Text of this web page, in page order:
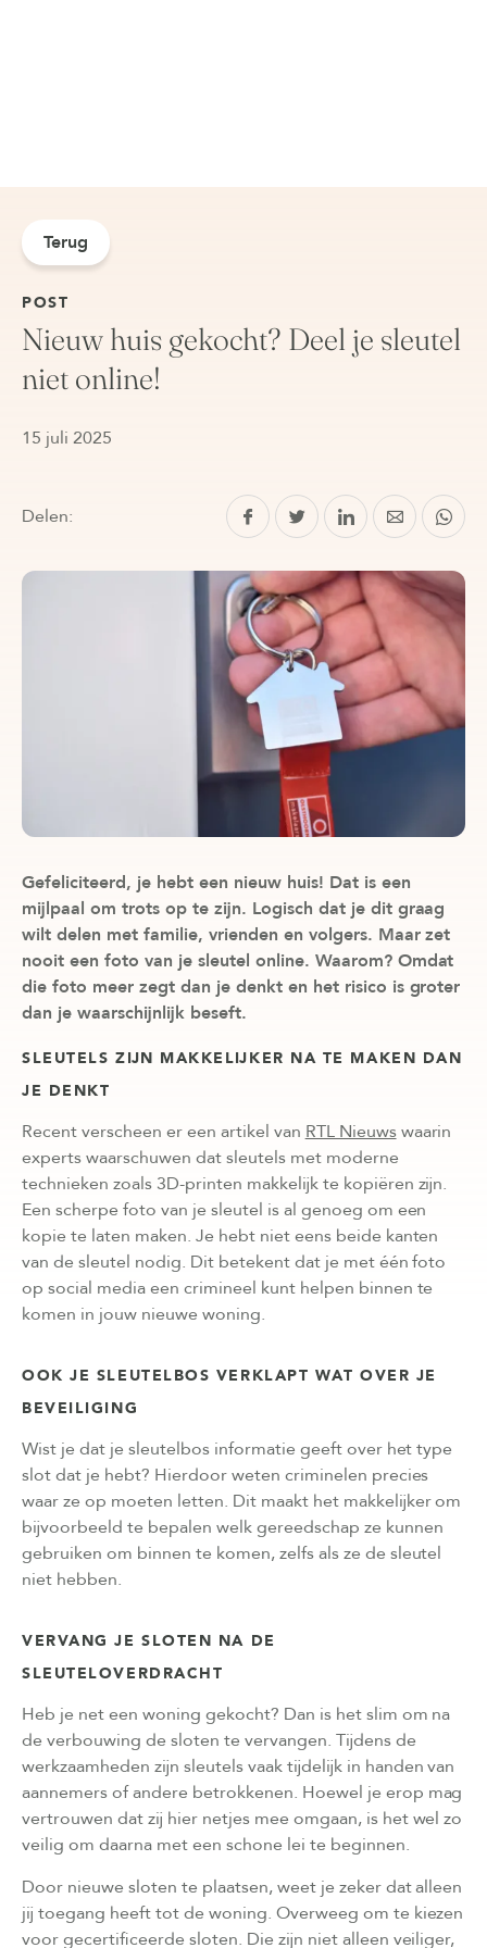
Terug
POST
Nieuw huis gekocht? Deel je sleutel
niet online!
15 juli 2025
Delen:
Gefeliciteerd, je hebt een nieuw huis! Dat is een
mijlpaal om trots op te zijn. Logisch dat je dit graag
wilt delen met familie, vrienden en volgers. Maar zet
nooit een foto van je sleutel online. Waarom? Omdat
die foto meer zegt dan je denkt en het risico is groter
dan je waarschijnlijk beseft.
SLEUTELS ZIJN MAKKELIJKER NA TE MAKEN DAN
JE DENKT
Recent verscheen er een artikel van RTL Nieuwswaarin
experts waarschuwen dat sleutels met moderne
technieken zoals 3D-printen makkelijk te kopiëren zijn.
Een scherpe foto van je sleutel is al genoeg om een
kopie te laten maken. Je hebt niet eens beide kanten
van de sleutel nodig. Dit betekent dat je met één foto
op social media een crimineel kunt helpen binnen te
komen in jouw nieuwe woning.
OOK JE SLEUTELBOS VERKLAPT WAT OVER JE
BEVEILIGING
Wist je dat je sleutelbos informatie geeft over het type
slot dat je hebt? Hierdoor weten criminelen precies
waar ze op moeten letten. Dit maakt het makkelijker om
bijvoorbeeld te bepalen welk gereedschap ze kunnen
gebruiken om binnen te komen, zelfs als ze de sleutel
niet hebben.
VERVANG JE SLOTEN NA DE
SLEUTELOVERDRACHT
Heb je net een woning gekocht? Dan is het slim om na
de verbouwing de sloten te vervangen. Tijdens de
werkzaamheden zijn sleutels vaak tijdelijk in handen van
aannemers of andere betrokkenen. Hoewel je erop mag
vertrouwen dat zij hier netjes mee omgaan, is het wel zo
veilig om daarna met een schone lei te beginnen.
Door nieuwe sloten te plaatsen, weet je zeker dat alleen
jij toegang heeft tot de woning. Overweeg om te kiezen
voor gecertificeerde sloten. Die zijn niet alleen veiliger,